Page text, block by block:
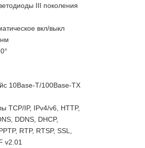
III поколения
вкл/выкл
10Base-T/100Base-TX
TCP/IP, IPv4/v6, HTTP,
DDNS, DHCP,
RTP, RTSP, SSL,
v2.01